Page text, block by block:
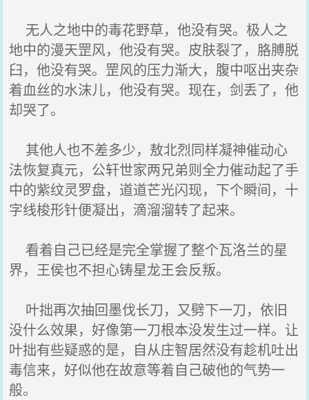
无人之地中的毒花野草，他没有哭。极人之
地中的漫天罡风，他没有哭。皮肤裂了，胳膊脱
臼，他没有哭。罡风的压力渐大，腹中呕出夹杂
着血丝的水沫儿，他没有哭。现在，剑丢了，他
却哭了。
其他人也不差多少，敖北烈同样凝神催动心
法恢复真元，公轩世家两兄弟则全力催动起了手
中的紫纹灵罗盘，道道芒光闪现，下个瞬间，十
字线梭形针便凝出，滴溜溜转了起来。
看着自己已经是完全掌握了整个瓦洛兰的星
界，王侯也不担心铸星龙王会反叛。
叶拙再次抽回墨伐长刀，又劈下一刀，依旧
没什么效果，好像第一刀根本没发生过一样。让
叶拙有些疑惑的是，自从庄智居然没有趁机吐出
毒信来，好似他在故意等着自己破他的气势一
般。